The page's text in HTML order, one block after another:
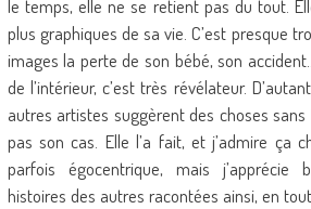
le temps, elle ne se retient pas du tout.
plus graphiques de sa vie. C’est presque
images la perte de son bébé, son
de l’intérieur, c’est très révélateur.
autres artistes suggèrent des choses sans
pas son cas. Elle l’a fait, et j’admire ça
parfois égocentrique, mais j’apprécie
histoires des autres racontées ainsi, en